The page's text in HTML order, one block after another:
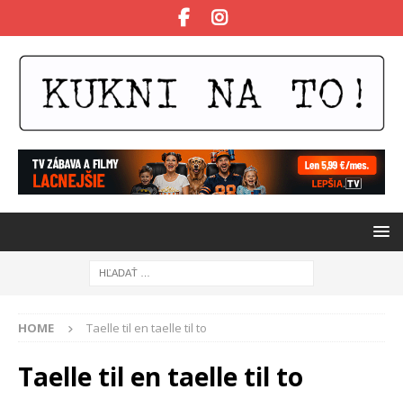
HOME Taelle til en taelle til to
Taelle til en taelle til to